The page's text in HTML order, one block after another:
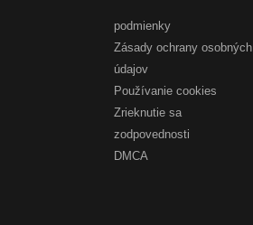
podmienky
Zásady ochrany osobných
údajov
Používanie cookies
Zrieknutie sa
zodpovednosti
DMCA